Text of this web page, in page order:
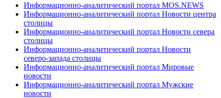
Информационно-аналитический портал MOS.NEWS
Информационно-аналитический портал Новости центра
столицы
Информационно-аналитический портал Новости севера
столицы
Информационно-аналитический портал Новости
северо-запада столицы
Информационно-аналитический портал Мировые
новости
Информационно-аналитический портал Мужские
новости